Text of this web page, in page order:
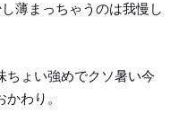
薄まっちゃうのは我慢し
ちょい強めでクソ暑い今
わり。